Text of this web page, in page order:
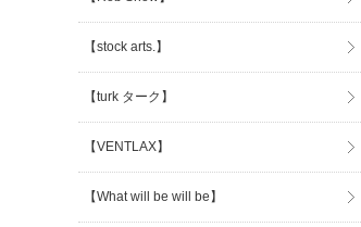
【stock arts.】
【turk ターク】
【VENTLAX】
【What will be will be】